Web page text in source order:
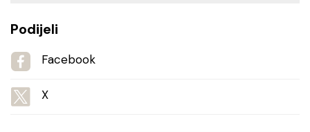
Podijeli
Facebook
X